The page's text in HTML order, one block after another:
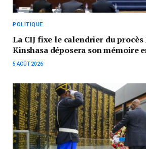
POLITIQUE
La CIJ fixe le calendrier du procès
Kinshasa déposera son mémoire
5 AOÛT 2026